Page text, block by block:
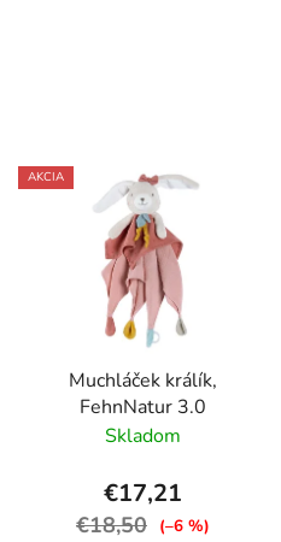
AKCIA
Muchláček králík,
FehnNatur 3.0
Skladom
€17,21
€18,50 (–6 %)